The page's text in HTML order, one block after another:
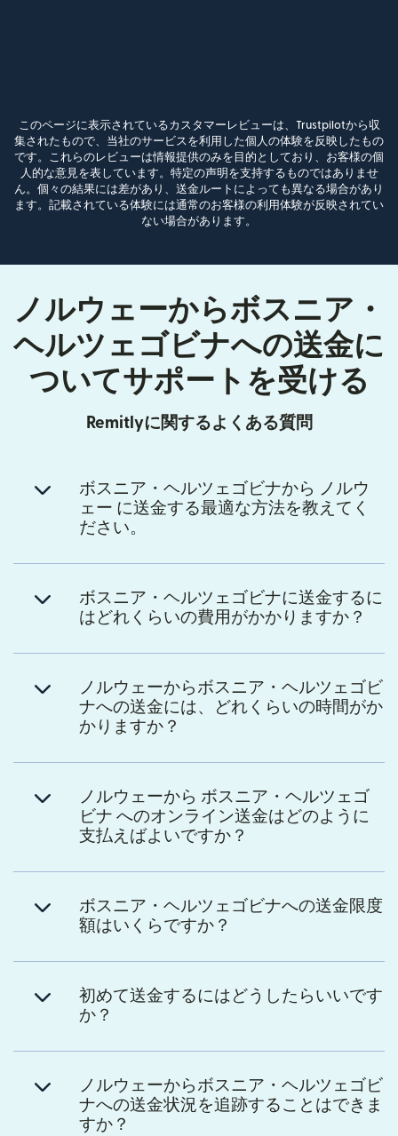
このページに表示されているカスタマーレビューは、Trustpilotから収
集されたもので、当社のサービスを利用した個人の体験を反映したもの
です。これらのレビューは情報提供のみを目的としており、お客様の個
人的な意見を表しています。特定の声明を支持するものではありませ
ん。個々の結果には差があり、送金ルートによっても異なる場合があり
ます。記載されている体験には通常のお客様の利用体験が反映されてい
ない場合があります。
ノルウェーからボスニア・
ヘルツェゴビナへの送金に
ついてサポートを受ける
Remitlyに関するよくある質問
ボスニア・ヘルツェゴビナから ノルウ
ェー に送金する最適な方法を教えてく
ださい。
ボスニア・ヘルツェゴビナに送金するに
はどれくらいの費用がかかりますか？
ノルウェーからボスニア・ヘルツェゴビ
ナへの送金には、どれくらいの時間がか
かりますか？
ノルウェーから ボスニア・ヘルツェゴ
ビナ へのオンライン送金はどのように
支払えばよいですか？
ボスニア・ヘルツェゴビナへの送金限度
額はいくらですか？
初めて送金するにはどうしたらいいです
か？
ノルウェーからボスニア・ヘルツェゴビ
ナへの送金状況を追跡することはできま
すか？